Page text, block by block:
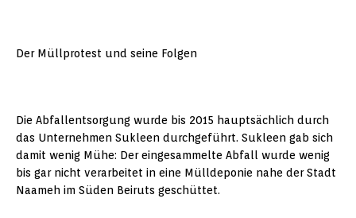
Der Müllprotest und seine Folgen
Die Abfallentsorgung wurde bis 2015 hauptsächlich durch
das Unternehmen Sukleen durchgeführt. Sukleen gab sich
damit wenig Mühe: Der eingesammelte Abfall wurde wenig
bis gar nicht verarbeitet in eine Mülldeponie nahe der Stadt
Naameh im Süden Beiruts geschüttet.